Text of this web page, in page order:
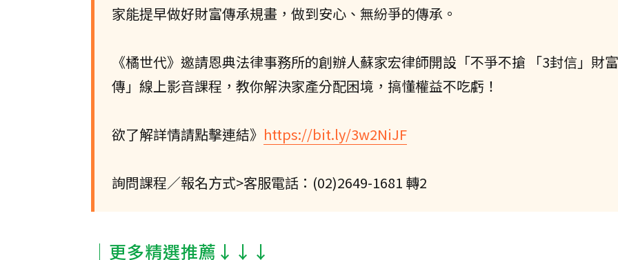
家能提早做好財富傳承規畫，做到安心、無紛爭的傳承。
《橘世代》邀請恩典法律事務所的創辦人蘇家宏律師開設「不爭不搶 「3封信」財
傳」線上影音課程，教你解決家產分配困境，搞懂權益不吃虧！
欲了解詳情請點擊連結》 https://bit.ly/3w2NiJF
詢問課程／報名方式>客服電話：(02)2649-1681 轉2
│更多精選推薦↓↓↓